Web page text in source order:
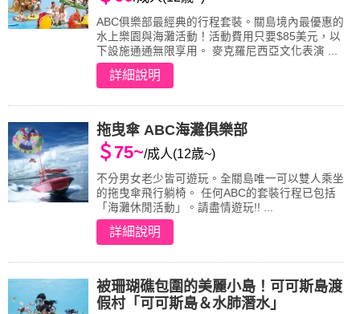
ABC俱樂部最經典的行程套裝。關島境內最優惠的
水上樂園與海灘活動！活動費用只要$85美元，以
下設施通通無限享用。 麥克羅尼西亞文化表演 ...
詳細說明
拖曳傘 ABC海灘俱樂部
＄75~/成人(12歳~)
不分男女老少皆可遊玩。全關島唯一可以雙人乘坐
的拖曳傘飛行躺椅。 任何ABC的套裝行程已包括
「海灘休閒活動」。請盡情遊玩!! ...
詳細說明
被珊瑚礁包圍的美麗小島！可可斯島渡
假村「可可斯島＆水肺潛水」